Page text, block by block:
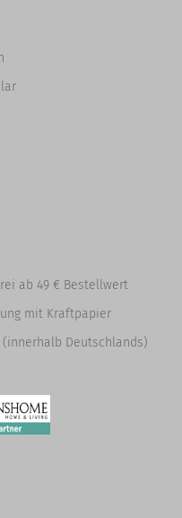
ab 49 € Bestellwert
mit Kraftpapier
(innerhalb Deutschlands)